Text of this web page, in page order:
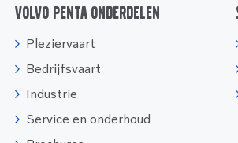
Volvo Penta onderdelen
Pleziervaart
Bedrijfsvaart
Industrie
Service en onderhoud